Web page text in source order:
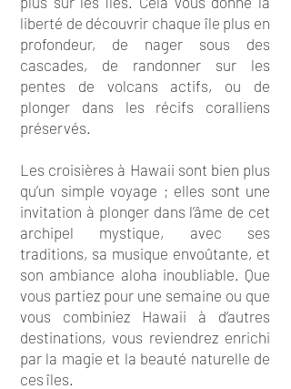
liberté de découvrir chaque île plus en
profondeur, de nager sous des
cascades, de randonner sur les
pentes de volcans actifs, ou de
plonger dans les récifs coralliens
préservés.
Les croisières à Hawaii sont bien plus
qu’un simple voyage ; elles sont une
invitation à plonger dans l’âme de cet
archipel mystique, avec ses
traditions, sa musique envoûtante, et
son ambiance aloha inoubliable. Que
vous partiez pour une semaine ou que
vous combiniez Hawaii à d’autres
destinations, vous reviendrez enrichi
par la magie et la beauté naturelle de
ces îles.